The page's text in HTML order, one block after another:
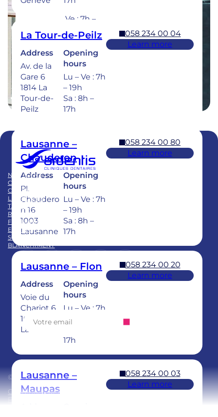
La Tour-de-Peilz
Address
Av. de la
Gare 6
1814 La
Tour-de-
Peilz
Opening
hours
Lu – Ve : 7h
– 19h
Sa : 8h –
17h
058 234 00 04
Learn more
Lausanne –
Chauderon
Address
Pl.
Chaudero
n 16
1003
Lausanne
Opening
hours
Lu – Ve : 7h
– 19h
Sa : 8h –
17h
058 234 00 80
Learn more
Lausanne – Flon
Address
Voie du
Chariot 6
1003
Lausanne
Opening
hours
Lu – Ve : 7h
– 20h
17h
058 234 00 20
Learn more
Lausanne –
Maupas
058 234 00 03
Learn more
Ve : 7h –
18h
Sa : 8h –
17h
Dental emergencies : 7 days a week for
treatment within 24 hours : 058 234 00 00
NOS SOINS
CLINIQUES
CARRIÈRE
LE GROUPE
TARIFS
REPRISE CABINET
FORMATION
EQUIPE
SOINS DENTAIRES POUR ENFANTS
BLANCHIMENT
LinkedInInstagramhttps://www.tiktok.com/
Facebook
YouTube
Abonnez-vous à notre newsletter
© 2025 Ardentis
Conditions générales
Politique de confidentialité